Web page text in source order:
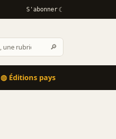
S'abonner
Rechercher
🔎
◍ Éditions pays